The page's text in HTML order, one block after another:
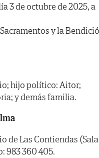
3 de octubre de 2025, a
y la
hijo político: Aitor;
y demás familia.
de Las Contiendas (Sala
983 360 405.